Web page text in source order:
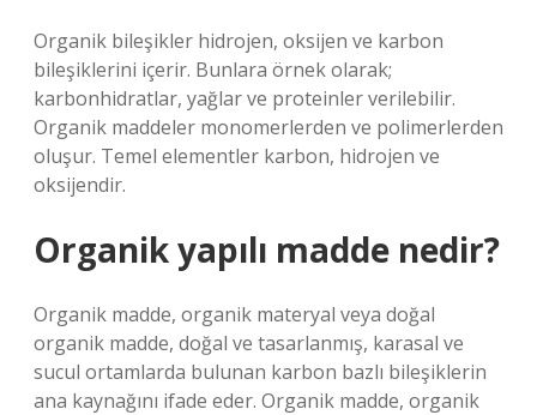
Organik bileşikler hidrojen, oksijen ve karbon
bileşiklerini içerir. Bunlara örnek olarak;
karbonhidratlar, yağlar ve proteinler verilebilir.
Organik maddeler monomerlerden ve polimerlerden
oluşur. Temel elementler karbon, hidrojen ve
oksijendir.
Organik yapılı madde nedir?
Organik madde, organik materyal veya doğal
organik madde, doğal ve tasarlanmış, karasal ve
sucul ortamlarda bulunan karbon bazlı bileşiklerin
ana kaynağını ifade eder. Organik madde, organik